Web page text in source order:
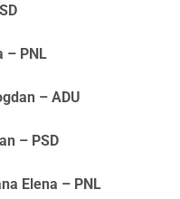
– PNL
– ADU
– PSD
Elena – PNL